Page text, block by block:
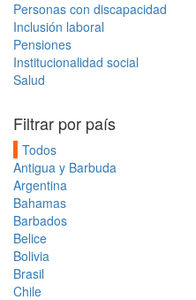
Personas con discapacidad
Inclusión laboral
Pensiones
Institucionalidad social
Salud
Filtrar por país
Todos
Antigua y Barbuda
Argentina
Bahamas
Barbados
Belice
Bolivia
Brasil
Chile